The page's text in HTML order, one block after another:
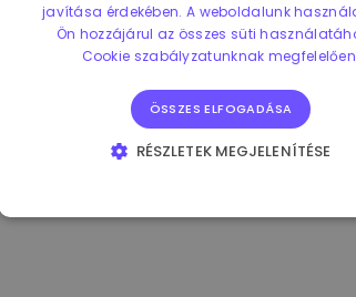
1.170000 € +2.60%
javítása érdekében. A weboldalunk
Ön hozzájárul az összes süti
Cookie szabályzatunknak
ÖSSZES ELFOGADÁSA
RÉSZLETEK MEGJELENÍTÉSE